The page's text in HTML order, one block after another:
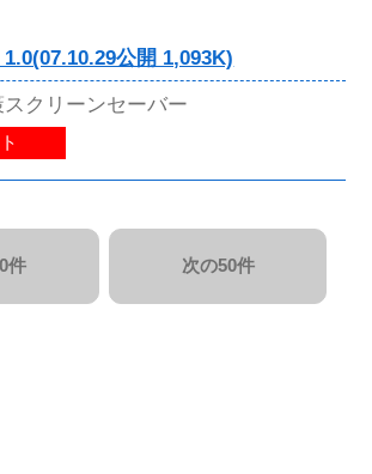
公開 1,093K)
クリーンセーバー
件 次の50件